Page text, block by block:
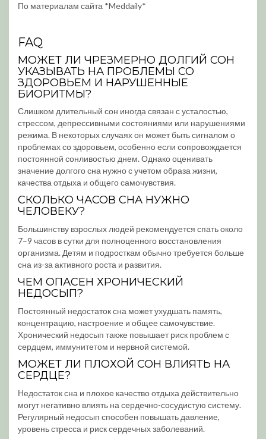
По материалам сайта *Meddaily*
FAQ
МОЖЕТ ЛИ ЧРЕЗМЕРНО ДОЛГИЙ СОН
УКАЗЫВАТЬ НА ПРОБЛЕМЫ СО
ЗДОРОВЬЕМ И НАРУШЕННЫЕ
БИОРИТМЫ?
Слишком длительный сон иногда связан с усталостью,
стрессом, депрессивными состояниями или нарушениями
режима. В некоторых случаях он может быть сигналом о
проблемах со здоровьем, особенно если сопровождается
постоянной сонливостью днем. Однако оценивать
значение долгого сна нужно с учетом образа жизни,
качества отдыха и общего самочувствия.
СКОЛЬКО ЧАСОВ СНА НУЖНО
ЧЕЛОВЕКУ?
Большинству взрослых людей рекомендуется спать около
7–9 часов в сутки для полноценного восстановления
организма. Детям и подросткам обычно требуется больше
сна из-за активного роста и развития.
ЧЕМ ОПАСЕН ХРОНИЧЕСКИЙ
НЕДОСЫП?
Постоянный недостаток сна может ухудшать память,
концентрацию, настроение и общее самочувствие.
Хронический недосып также повышает риск проблем с
сердцем, иммунитетом и нервной системой.
МОЖЕТ ЛИ ПЛОХОЙ СОН ВЛИЯТЬ НА
СЕРДЦЕ?
Недостаток сна и плохое качество отдыха действительно
могут негативно влиять на сердечно-сосудистую систему.
Регулярный недосып способен повышать давление,
уровень стресса и риск сердечных заболеваний.